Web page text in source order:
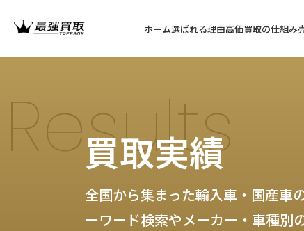
ホーム選ばれる理由高価買取の仕組み
Results
買取実績
全国から集まった輸入車・国産車
ーワード検索やメーカー・車種別